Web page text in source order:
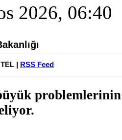
2026, 06:40
| RSS Feed
problemlerinin